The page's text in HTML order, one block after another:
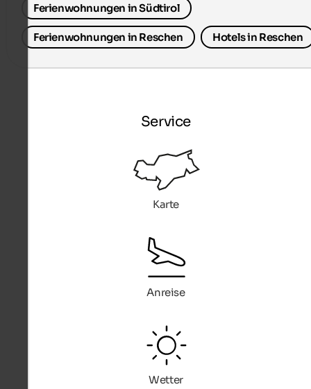
Ferienwohnungen in Südtirol
Ferienwohnungen in Reschen Hotels in Reschen
Service
Karte
Anreise
Wetter